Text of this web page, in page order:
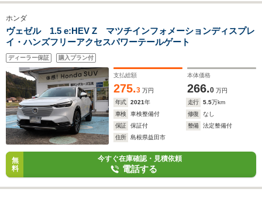
ホンダ
ヴェゼル 1.5 e:HEV Z マツチインフォメーションディスプレ
イ・ハンズフリーアクセスパワーテールゲート
ディーラー保証 購入プラン付
支払総額
275.3 万円
本体価格
266.0 万円
年式
2021年 走行 5.5万km
車検
車検整備付 修復
なし
保証
保証付 整備
法定整備付
住所
島根県益田市
無
料
今すぐ在庫確認・見積依頼
電話する